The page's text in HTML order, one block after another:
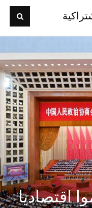
اقتصاديا